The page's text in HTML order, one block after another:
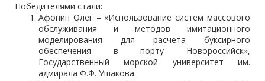
Победителями стали:
Афонин Олег – «Использование систем массового
обслуживания и методов имитационного
моделирования для расчета буксирного
обеспечения в порту Новороссийск»,
Государственный морской университет им.
адмирала Ф.Ф. Ушакова